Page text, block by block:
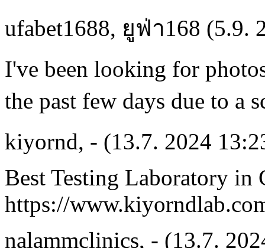
ufabet1688, ยูฟ่า168 (5.9.
I've been looking for
the past few days due to a
kiyornd, - (13.7. 2024
Best Testing Laboratory in
https://
nalammclinics, - (13.7.